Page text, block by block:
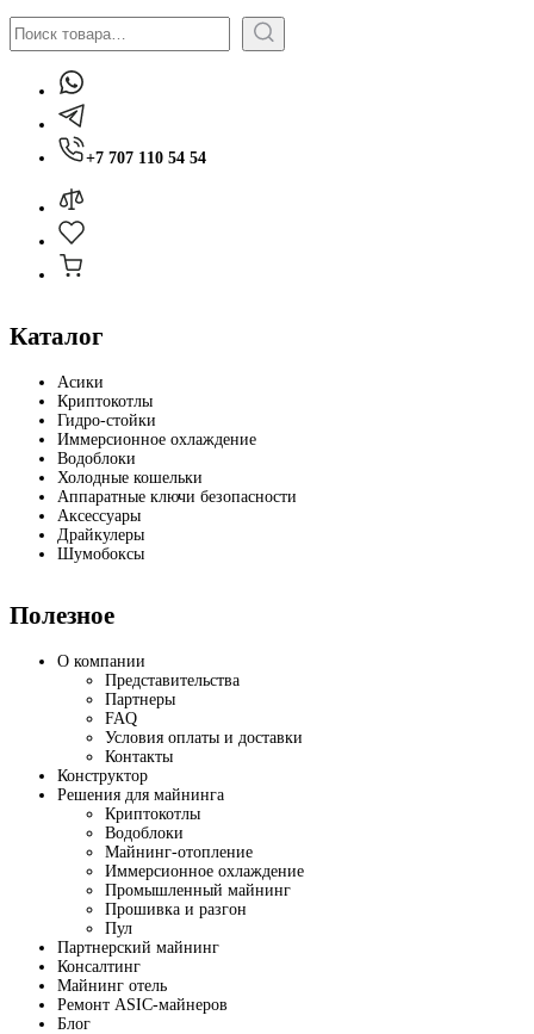
Поиск
+7 707 110 54 54
Каталог
Асики
Криптокотлы
Гидро-стойки
Иммерсионное охлаждение
Водоблоки
Холодные кошельки
Аппаратные ключи безопасности
Аксессуары
Драйкулеры
Шумобоксы
Полезное
О компании
Представительства
Партнеры
FAQ
Условия оплаты и доставки
Контакты
Конструктор
Решения для майнинга
Криптокотлы
Водоблоки
Майнинг-отопление
Иммерсионное охлаждение
Промышленный майнинг
Прошивка и разгон
Пул
Партнерский майнинг
Консалтинг
Майнинг отель
Ремонт ASIC-майнеров
Блог